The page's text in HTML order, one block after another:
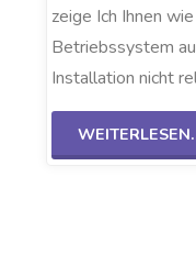
zeige Ich Ihnen
Betriebssystem
Installation nicht